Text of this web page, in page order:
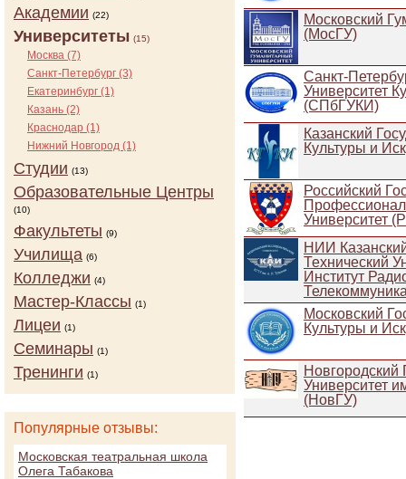
Московский
(МосГУ)
Санкт-
Университет
(СПбГУКИ)
Казанский
Культуры и
Российский
Университет
НИИ
Технический
Институт
Московский
Культуры и
Новгородский
Университет
(НовГУ)
Академии (22)
Университеты (15)
Москва (7)
Санкт-Петербург (3)
Екатеринбург (1)
Казань (2)
Краснодар (1)
Нижний Новгород (1)
Студии (13)
Образовательные Центры
(10)
Факультеты (9)
Училища (6)
Колледжи (4)
Мастер-Классы (1)
Лицеи (1)
Семинары (1)
Тренинги (1)
Популярные отзывы:
Московская театральная школа
Олега Табакова